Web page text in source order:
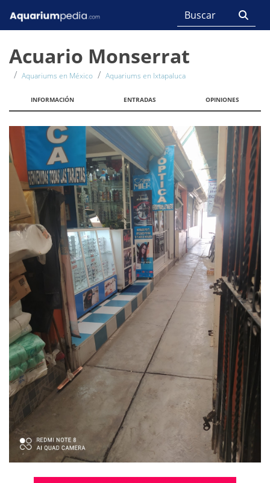
Acuario Monserrat
Aquariums en México Aquariums en Ixtapaluca
INFORMACIÓN ENTRADAS OPINIONES